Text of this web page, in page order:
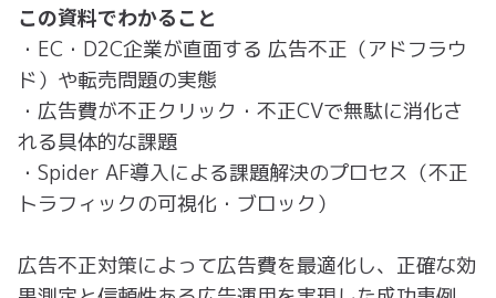
この資料でわかること
・EC・D2C企業が直面する 広告不正（アドフラウ
ド）や転売問題の実態
・広告費が不正クリック・不正CVで無駄に消化さ
れる具体的な課題
・Spider AF導入による課題解決のプロセス（不正
トラフィックの可視化・ブロック）
広告不正対策によって広告費を最適化し、正確な効